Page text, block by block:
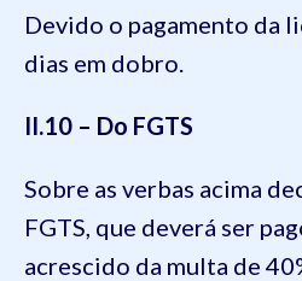
Devido o pagamento da
dias em dobro.
II.10 – Do FGTS
Sobre as verbas acima
FGTS, que deverá ser
acrescido da multa de